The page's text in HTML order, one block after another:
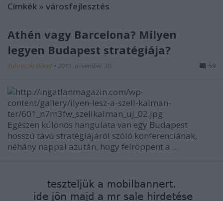
Címkék » városfejlesztés
Athén vagy Barcelona? Milyen
legyen Budapest stratégiája?
Zubreczki Dávid • 2011. november 30. 59
Egészen különös hangulata van egy Budapest
hosszú távú stratégiájáról szóló konferenciának,
néhány nappal azután, hogy felröppent a ...